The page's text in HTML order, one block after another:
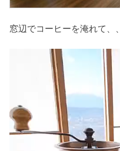
窓辺でコーヒーを淹れて、、
ー
ヤ